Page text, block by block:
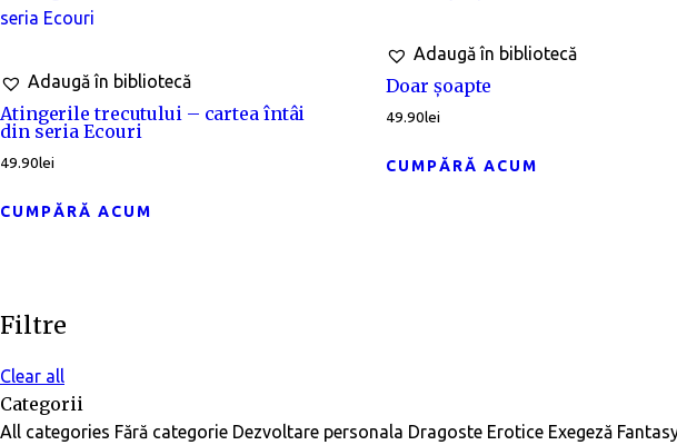
Adaugă în bibliotecă
Atingerile trecutului – cartea întâi
din seria Ecouri
49.90lei
CUMPĂRĂ ACUM
Adaugă în bibliotecă
Doar șoapte
49.90lei
CUMPĂRĂ ACUM
Filtre
Clear all
Categorii
All categories Fără categorie Dezvoltare personala Dragoste Erotice Exegeză